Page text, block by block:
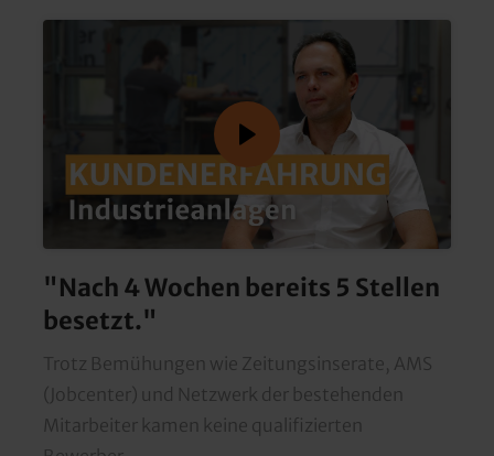
"Nach 4 Wochen bereits 5 Stellen
besetzt."
Trotz Bemühungen wie Zeitungsinserate, AMS
(Jobcenter) und Netzwerk der bestehenden
Mitarbeiter kamen keine qualifizierten